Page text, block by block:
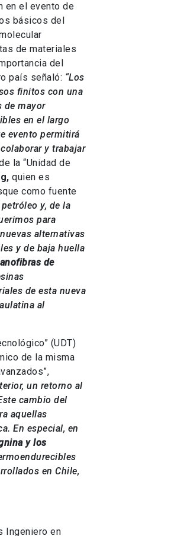
en el evento de
básicos del
de materiales
del
país señaló: “Los
finitos con una
de mayor
en el largo
evento permitirá
y trabajar
la “Unidad de
quien es
como fuente
y, de la
para
alternativas
y de baja huella
de
de esta nueva
al
(UDT)
de la misma
un retorno al
cambio del
aquellas
En especial, en
y los
en Chile,
Ingeniero en